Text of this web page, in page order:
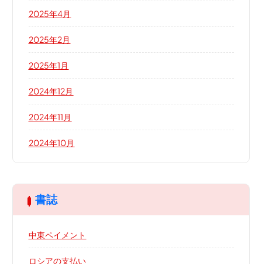
2025年4月
2025年2月
2025年1月
2024年12月
2024年11月
2024年10月
書誌
中東ペイメント
ロシアの支払い